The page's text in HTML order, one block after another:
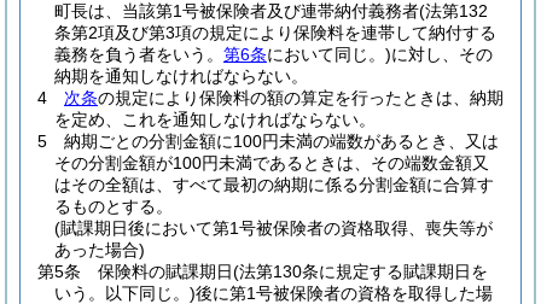
町長は、当該第1号被保険者及び連帯納付義務者(法第132
条第2項及び第3項の規定により保険料を連帯して納付する
義務を負う者をいう。 第6条において同じ。)に対し、その
納期を通知しなければならない。
4
次条の規定により保険料の額の算定を行ったときは、納期
を定め、これを通知しなければならない。
5
納期ごとの分割金額に100円未満の端数があるとき、又は
その分割金額が100円未満であるときは、その端数金額又
はその全額は、すべて最初の納期に係る分割金額に合算す
るものとする。
(賦課期日後において第1号被保険者の資格取得、喪失等が
あった場合)
第5条
保険料の賦課期日(法第130条に規定する賦課期日を
いう。以下同じ。)後に第1号被保険者の資格を取得した場